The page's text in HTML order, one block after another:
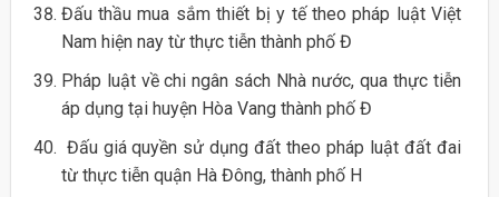
Đấu thầu mua sắm thiết bị y tế theo pháp luật Việt
Nam hiện nay từ thực tiễn thành phố Đ
Pháp luật về chi ngân sách Nhà nước, qua thực tiễn
áp dụng tại huyện Hòa Vang thành phố Đ
Đấu giá quyền sử dụng đất theo pháp luật đất đai
từ thực tiễn quận Hà Đông, thành phố H